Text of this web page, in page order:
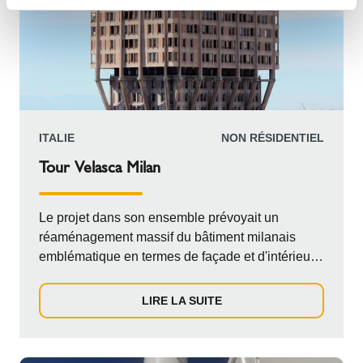
ITALIE NON RÉSIDENTIEL
Tour Velasca Milan
Le projet dans son ensemble prévoyait un
réaménagement massif du bâtiment milanais
emblématique en termes de façade et d'intérieurs,
des installations, à restaurer selon l'état de l'art et
avec les systèmes technologiques les plus
LIRE LA SUITE